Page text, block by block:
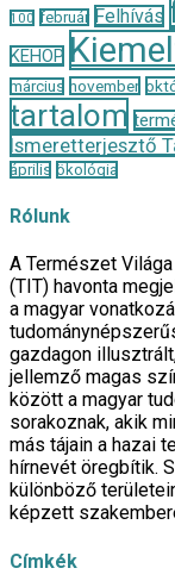
100 február Felhívás
KEHOP
március november
tartalom
Ismeretterjesztő
április ökológia
Rólunk
A Természet
(TIT) havonta
a magyar
gazdagon
jellemző magas
között a magyar
sorakoznak, akik
más tájain a hazai
hírnevét öregbítik.
különböző
képzett
Címkék